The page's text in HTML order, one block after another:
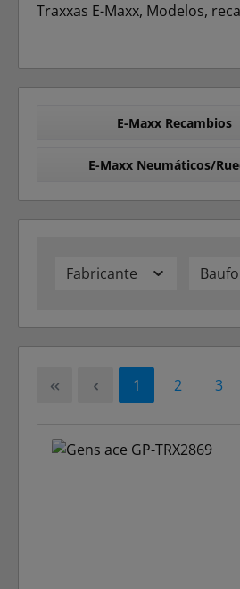
Traxxas E-Maxx, Modelos,
E-Maxx Recambios
E-Maxx Neumáticos/
Fabricante
Página
1 Página
2 3